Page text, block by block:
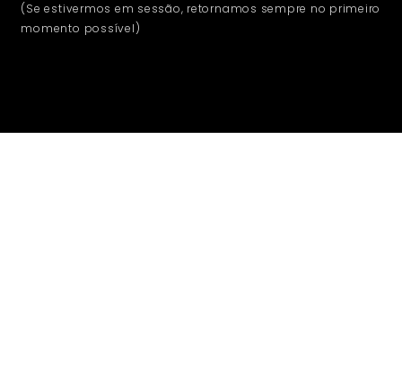
(Se estivermos em sessão, retornamos sempre no primeiro
momento possível)